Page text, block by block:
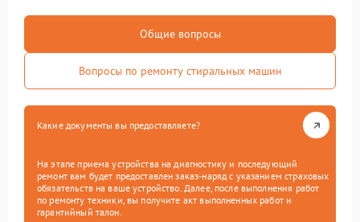
Общие вопросы
Вопросы по ремонту стиральных машин
Какие документы вы предоставляете?
На этапе приема устройства на диагностику и последующий
ремонт вам будет предоставлен заказ-наряд с указанием страховых
обязательств на ваше устройство. Далее, после выполнения работ
по ремонту техники, вы получите акт выполненных работ и
гарантийный талон.